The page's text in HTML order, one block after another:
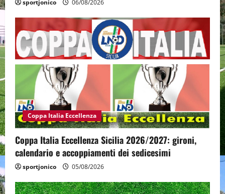
sportjonico 06/08/2026
Coppa Italia Eccellenza
Coppa Italia Eccellenza Sicilia 2026/2027: gironi,
calendario e accoppiamenti dei sedicesimi
sportjonico 05/08/2026